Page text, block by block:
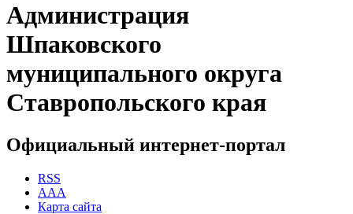
Администрация
Шпаковского
муниципального округа
Ставропольского края
Официальный интернет-портал
RSS
AAA
Карта сайта